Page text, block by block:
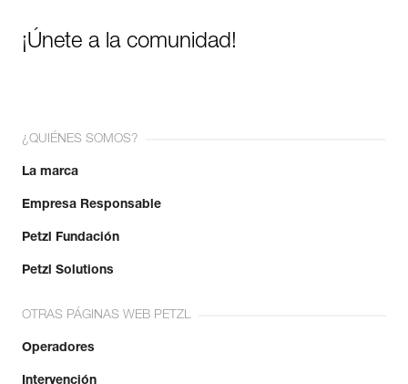
¡Únete a la comunidad!
¿QUIÉNES SOMOS?
La marca
Empresa Responsable
Petzl Fundación
Petzl Solutions
OTRAS PÁGINAS WEB PETZL
Operadores
Intervención